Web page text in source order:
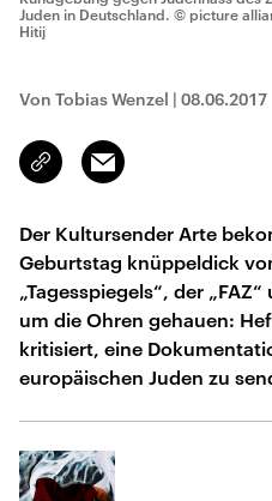
Juden in Deutschland. © picture
Hitij
Von Tobias Wenzel | 08.06.2017
Link
kopieren/teilen
Email
Der Kultursender Arte
Geburtstag knüppeldick
„Tagesspiegels“, der
um die Ohren gehauen:
kritisiert, eine
europäischen Juden zu